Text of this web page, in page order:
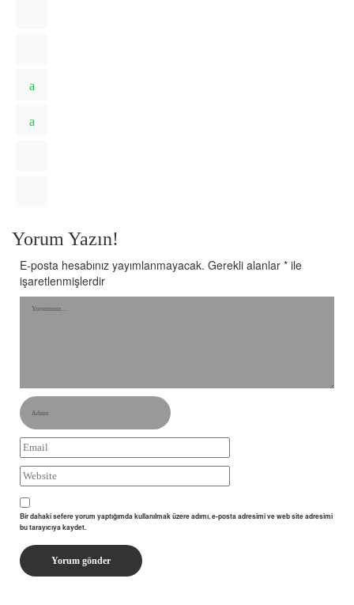
Yorum Yazın!
E-posta hesabınız yayımlanmayacak. Gerekli alanlar * ile
işaretlenmişlerdir
Bir dahaki sefere yorum yaptığımda kullanılmak üzere adımı, e-posta adresimi ve web site adresimi
bu tarayıcıya kaydet.